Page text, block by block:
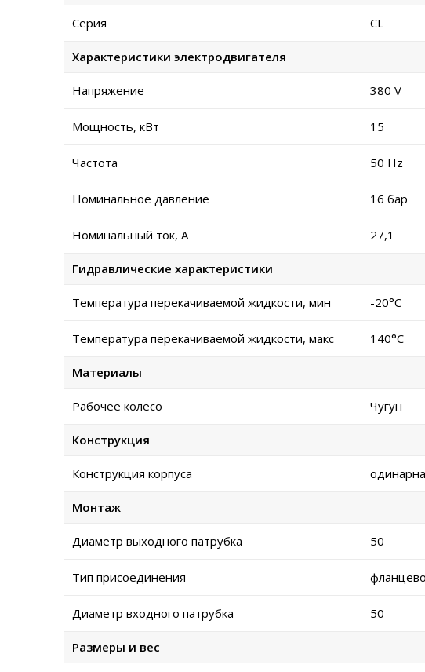
Серия CL
Характеристики электродвигателя
Напряжение 380 V
Мощность, кВт 15
Частота 50 Hz
Номинальное давление 16 бар
Номинальный ток, А 27,1
Гидравлические характеристики
Температура перекачиваемой жидкости, мин -20°C
Температура перекачиваемой жидкости, макс 140°C
Материалы
Рабочее колесо Чугун
Конструкция
Конструкция корпуса
Монтаж
Диаметр выходного патрубка 50
Тип присоединения
Диаметр входного патрубка 50
Размеры и вес